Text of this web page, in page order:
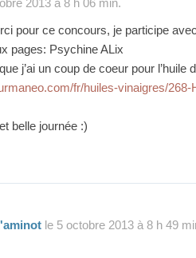
pour ce concours, je participe
pages: Psychine ALix
j’ai un coup de coeur pour l’huile
fr/huiles-vinaigres/
belle journée :)
le 5 octobre 2013 à 8 h 49